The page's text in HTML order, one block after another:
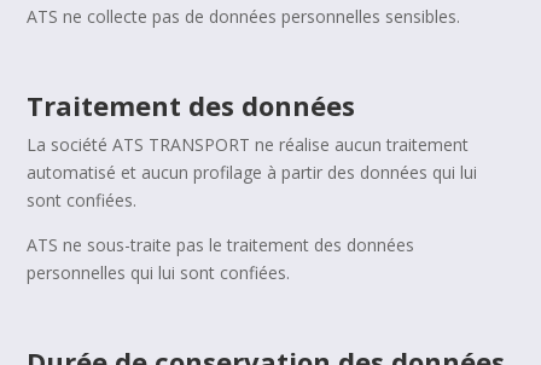
ATS ne collecte pas de données personnelles sensibles.
Traitement des données
La société ATS TRANSPORT ne réalise aucun traitement
automatisé et aucun profilage à partir des données qui lui
sont confiées.
ATS ne sous-traite pas le traitement des données
personnelles qui lui sont confiées.